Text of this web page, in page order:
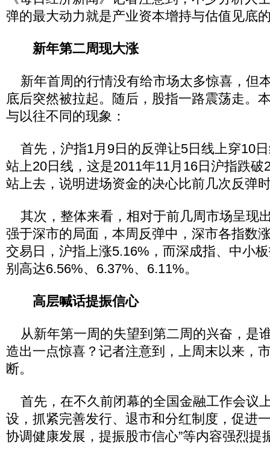
弹的最大动力就是产业资本增持与估值见底
新年第二周现大涨
新年首周的行情没有给市场太多惊喜，但
底后突然被拉起。随后，股指一路震荡走。
与以往不同的现象：
首先，沪指1月9日的反弹让5日线上穿10
站上20日线，这是2011年11月16日沪指跌破
站上去，说明进场资金的决心比前几次反弹
其次，整体来看，相对于前几周市场呈现
强于深市的局面，本周反弹中，深市各指数
交易日，沪指上涨5.16%，而深成指、中小
别高达6.56%、6.37%、6.11%。
高层喊话提振信心
从新年第一周的失望到第二周的兴奋，是
造出一点惊喜？记者注意到，上周末以来，
断。
首先，在不久前闭幕的全国金融工作会议
设，抓紧完善发行、退市和分红制度，促进
协调健康发展，提振股市信心”等内容强烈提